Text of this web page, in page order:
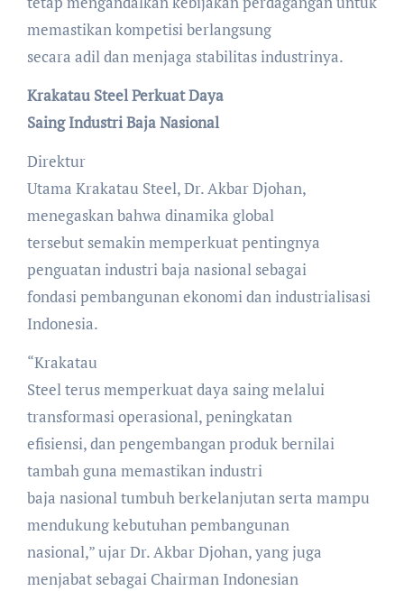
memastikan kompetisi berlangsung
secara adil dan menjaga stabilitas industrinya.
Krakatau Steel Perkuat Daya
Saing Industri Baja Nasional
Direktur
Utama Krakatau Steel, Dr. Akbar Djohan,
menegaskan bahwa dinamika global
tersebut semakin memperkuat pentingnya
penguatan industri baja nasional sebagai
fondasi pembangunan ekonomi dan industrialisasi
Indonesia.
“Krakatau
Steel terus memperkuat daya saing melalui
transformasi operasional, peningkatan
efisiensi, dan pengembangan produk bernilai
tambah guna memastikan industri
baja nasional tumbuh berkelanjutan serta mampu
mendukung kebutuhan pembangunan
nasional,” ujar Dr. Akbar Djohan, yang juga
menjabat sebagai Chairman Indonesian